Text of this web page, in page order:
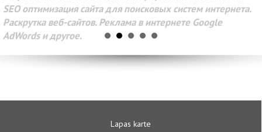
SEO оптимизация сайта для поисковых систем интернета.
Раскрутка веб-сайтов. Реклама в интернете Google
AdWords и другое.
Lapas karte